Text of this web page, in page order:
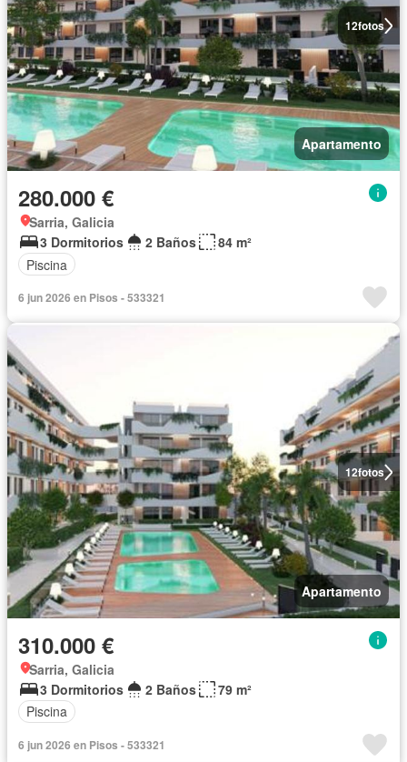
12fotos
Apartamento
280.000 €
Sarria, Galicia
3 Dormitorios
2 Baños
84 m²
Piscina
6 jun 2026 en Pisos - 533321
12fotos
Apartamento
310.000 €
Sarria, Galicia
3 Dormitorios
2 Baños
79 m²
Piscina
6 jun 2026 en Pisos - 533321